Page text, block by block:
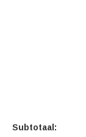
Subtotaal: